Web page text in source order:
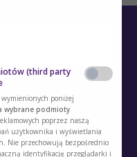
(third party
poniżej
wybrane podmioty
poprzez naszą
użytkownika i wyświetlania
Nie przechowują bezpośrednio
identyfikację przeglądarki i